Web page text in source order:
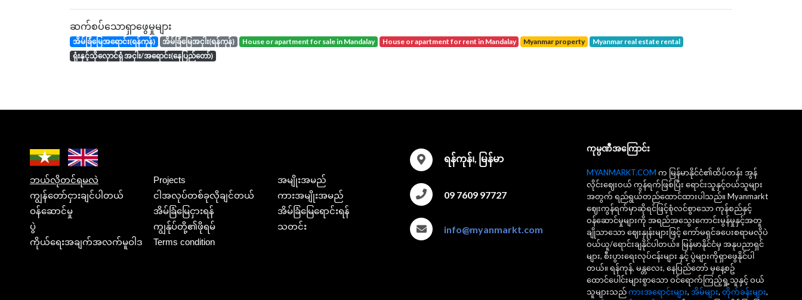
ဆက်စပ်သောရှာဖွေမှုများ
အိမ်ခြံမြေအရောင်း(ရန်ကုန်) အိမ်ခြံမြေအငှါး(ရန်ကုန်) house or apartment for sale in Mandalay house or apartment for rent in Mandalay Myanmar property
Myanmar real estate rental
ရုံးနှင့်သိုလှောင်ရုံ အငှါး/အရောင်း(နေပြည်တော်)
ဘယ်လိုတင်ရမလဲ Projects
အမျိုးအမည်
ကျွန်တော်ငှားချင်ပါတယ်
ငါအလုပ်တစ်ခုလိုချင်တယ်
ကားအမျိုးအမည်
ဝန်ဆောင်မှု
အိမ်ခြံမြေငှားရန်
အိမ်ခြံမြေရောင်းရန်
ပွဲ
ကျွန်ုပ်တို့၏ဖိုရမ်
သတင်း
ကိုယ်ရေးအချက်အလက်မူဝါဒ
Terms condition
ရန်ကုန်၊, မြန်မာ
09 7609 97727
info@myanmarkt.com
ကုမ္ပဏီအကြောင်း
MYANMARKT.COM က မြန်မာနိုင်ငံ၏ထိပ်တန်း အွန်
လိုင်းဈေးဝယ် ကွန်ရက်ဖြစ်ပြီး ရောင်းသူနှင့်ဝယ်သူများ
အတွက် ရည်ရွယ်တည်ထောင်ထားပါသည်။ Myanmarkt
ဈေးကွန်ရက်မှာဆိုရင်ဖြင့်စုံလင်စွာသော ကုန်စည်နှင့်
ဝန်ဆောင်မှုများကို အရည်အသွေးကောင်းမွန်မှုနှင့်အတူ
ချိုသာသော ဈေးနှုန်းများဖြင့် ကော်မရှင်ခပေးစရာမလိုပဲ
ဝယ်ယူ/ရောင်းချနိုင်ပါတယ်။ မြန်မာနိုင်ငံမှ အနုပညာရှင်
များ, စီးပွားရေးလုပ်ငန်းများ နှင့် ပွဲများကိုရှာဖွေနိုင်ပါ
တယ်။ ရန်ကုန်, မန္တလေး, နေပြည်တော် မှနေ့စဥ်
ထောင်ပေါင်းများစွာသော ဝင်ရောက်ကြည့်ရှု့သူနှင့် ဝယ်
သူများသည်ကားအရောင်းများ, အိမ်များ, တိုက်ခန်းများ,